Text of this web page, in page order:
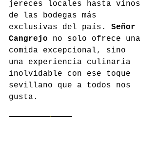
jereces locales hasta vinos
de las bodegas más
exclusivas del país. Señor
Cangrejo no solo ofrece una
comida excepcional, sino
una experiencia culinaria
inolvidable con ese toque
sevillano que a todos nos
gusta.